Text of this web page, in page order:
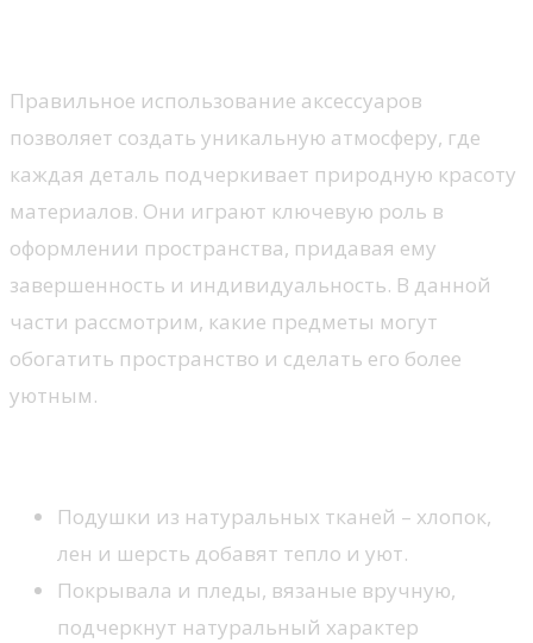
Правильное использование аксессуаров
позволяет создать уникальную атмосферу, где
каждая деталь подчеркивает природную красоту
материалов. Они играют ключевую роль в
оформлении пространства, придавая ему
завершенность и индивидуальность. В данной
части рассмотрим, какие предметы могут
обогатить пространство и сделать его более
уютным.
Подушки из натуральных тканей – хлопок,
лен и шерсть добавят тепло и уют.
Покрывала и пледы, вязаные вручную,
подчеркнут натуральный характер